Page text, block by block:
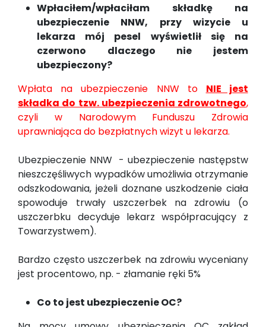
Wpłaciłem/wpłaciłam składkę na
ubezpieczenie NNW, przy wizycie u
lekarza mój pesel wyświetlił się na
czerwono dlaczego nie jestem
ubezpieczony?
Wpłata na ubezpieczenie NNW to NIE jest
składka do tzw. ubezpieczenia zdrowotnego,
czyli w Narodowym Funduszu Zdrowia
uprawniająca do bezpłatnych wizyt u lekarza.
Ubezpieczenie NNW - ubezpieczenie następstw
nieszczęśliwych wypadków umożliwia otrzymanie
odszkodowania, jeżeli doznane uszkodzenie ciała
spowoduje trwały uszczerbek na zdrowiu (o
uszczerbku decyduje lekarz współpracujący z
Towarzystwem).
Bardzo często uszczerbek na zdrowiu wyceniany
jest procentowo, np. - złamanie ręki 5%
Co to jest ubezpieczenie OC?